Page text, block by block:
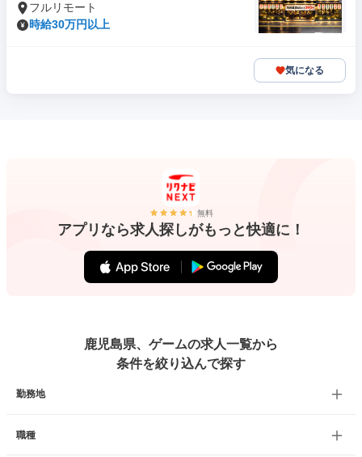
フルリモート
時給30万円以上
気になる
無料
アプリなら求人探しがもっと快適に！
鹿児島県、ゲームの求人一覧から
条件を絞り込んで探す
勤務地
職種